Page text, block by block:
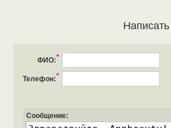
ФИО:*
Телефон:*
Сообщение: